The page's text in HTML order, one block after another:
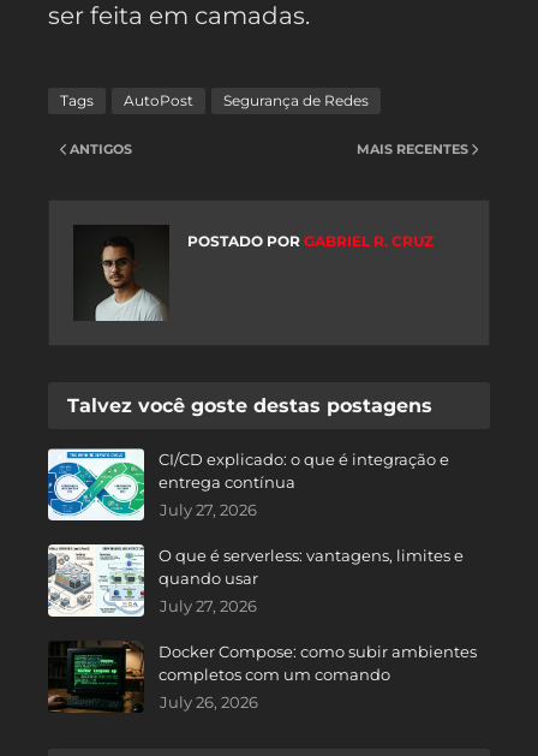
ser feita em camadas.
Tags AutoPost Segurança de Redes
MAIS RECENTES
ANTIGOS
POSTADO POR GABRIEL R. CRUZ
Talvez você goste destas postagens
CI/CD explicado: o que é integração e
entrega contínua
July 27, 2026
O que é serverless: vantagens, limites e
quando usar
July 27, 2026
Docker Compose: como subir ambientes
completos com um comando
July 26, 2026